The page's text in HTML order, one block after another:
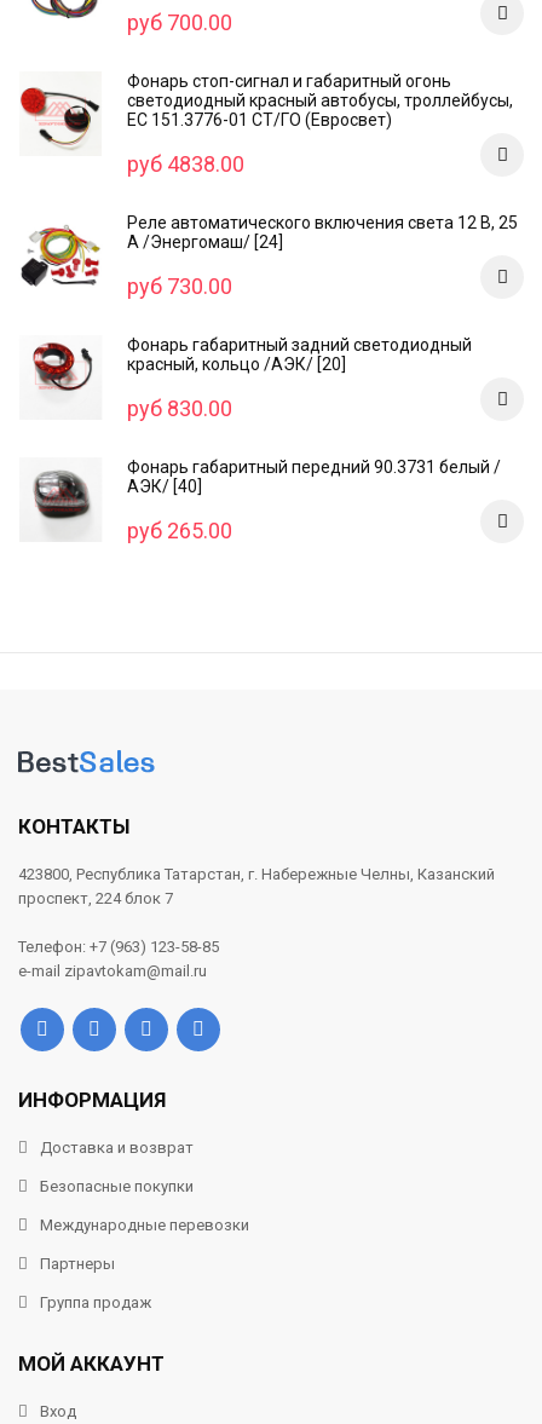
руб 700.00
Фонарь стоп-сигнал и габаритный огонь
светодиодный красный автобусы, троллейбусы,
ЕС 151.3776-01 СТ/ГО (Евросвет)
руб 4838.00
Реле автоматического включения света 12 В, 25
А /Энергомаш/ [24]
руб 730.00
Фонарь габаритный задний светодиодный
красный, кольцо /AЭК/ [20]
руб 830.00
Фонарь габаритный передний 90.3731 белый /
АЭК/ [40]
руб 265.00
КОНТАКТЫ
423800, Республика Татарстан, г. Набережные Челны, Казанский
проспект, 224 блок 7
Телефон: +7 (963) 123-58-85
e-mail zipavtokam@mail.ru
ИНФОРМАЦИЯ
Доставка и возврат
Безопасные покупки
Международные перевозки
Партнеры
Группа продаж
МОЙ АККАУНТ
Вход